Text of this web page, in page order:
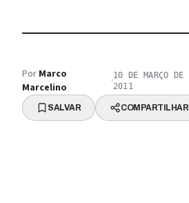
Por Marco
Marcelino
·10 DE MARÇO DE
2011
SALVAR COMPARTILHAR